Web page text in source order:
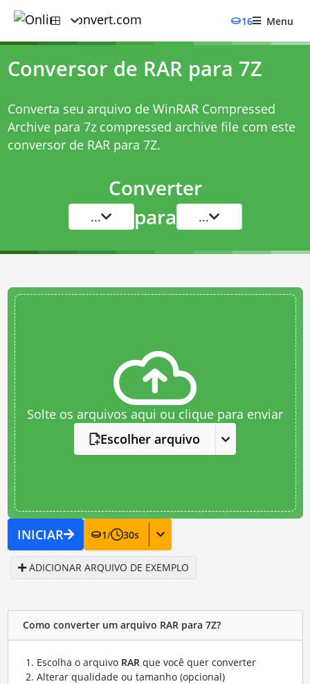
16 Menu
Conversor de RAR para 7Z
Converta seu arquivo de WinRAR Compressed
Archive para 7z compressed archive file com este
conversor de RAR para 7Z.
Converter
... para ...
Solte os arquivos aqui ou clique para enviar
Escolher arquivo
INICIAR 1/ 30s
ADICIONAR ARQUIVO DE EXEMPLO
Como converter um arquivo RAR para 7Z?
Escolha o arquivo RAR que você quer converter
Alterar qualidade ou tamanho (opcional)